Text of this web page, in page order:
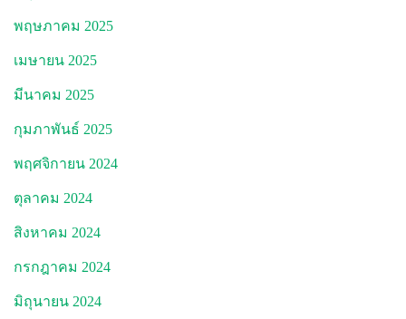
พฤษภาคม 2025
เมษายน 2025
มีนาคม 2025
กุมภาพันธ์ 2025
พฤศจิกายน 2024
ตุลาคม 2024
สิงหาคม 2024
กรกฎาคม 2024
มิถุนายน 2024